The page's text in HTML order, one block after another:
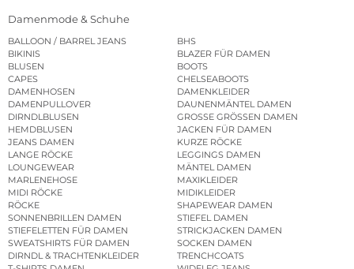
Damenmode & Schuhe
BALLOON / BARREL JEANS
BHS
BIKINIS
BLAZER FÜR DAMEN
BLUSEN
BOOTS
CAPES
CHELSEABOOTS
DAMENHOSEN
DAMENKLEIDER
DAMENPULLOVER
DAUNENMÄNTEL DAMEN
DIRNDLBLUSEN
GROSSE GRÖSSEN DAMEN
HEMDBLUSEN
JACKEN FÜR DAMEN
JEANS DAMEN
KURZE RÖCKE
LANGE RÖCKE
LEGGINGS DAMEN
LOUNGEWEAR
MÄNTEL DAMEN
MARLENEHOSE
MAXIKLEIDER
MIDI RÖCKE
MIDIKLEIDER
RÖCKE
SHAPEWEAR DAMEN
SONNENBRILLEN DAMEN
STIEFEL DAMEN
STIEFELETTEN FÜR DAMEN
STRICKJACKEN DAMEN
SWEATSHIRTS FÜR DAMEN
SOCKEN DAMEN
DIRNDL & TRACHTENKLEIDER
TRENCHCOATS